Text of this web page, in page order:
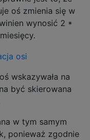
oś zmienia się w
wynosić 2 *
wskazywała na
być skierowana
w tym samym
ponieważ zgodnie